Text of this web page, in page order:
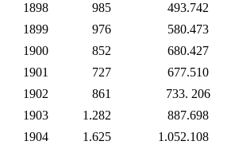
1898
985 493.742
1899
976 580.473
1900
852 680.427
1901
727 677.510
1902
861 733. 206
1903
1.282 887.698
1904
1.625 1.052.108